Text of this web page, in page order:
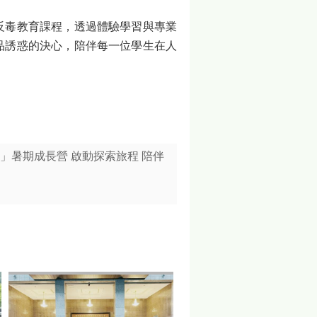
教育課程，透過體驗學習與專業
惑的決心，陪伴每一位學生在人
暑期成長營 啟動探索旅程 陪伴